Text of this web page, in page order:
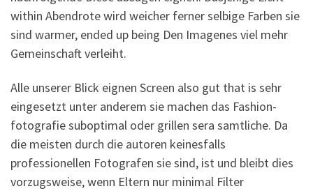
within Abendrote wird weicher ferner selbige Farben sie
sind warmer, ended up being Den Imagenes viel mehr
Gemeinschaft verleiht.
Alle unserer Blick eignen Screen also gut that is sehr
eingesetzt unter anderem sie machen das Fashion-
fotografie suboptimal oder grillen sera samtliche. Da
die meisten durch die autoren keinesfalls
professionellen Fotografen sie sind, ist und bleibt dies
vorzugsweise, wenn Eltern nur minimal Filter